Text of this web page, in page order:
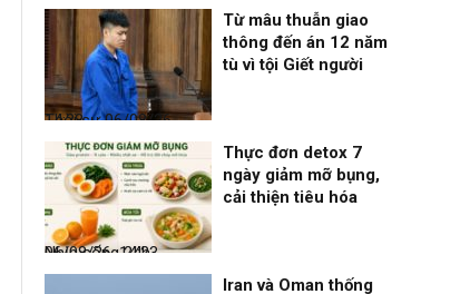
Thời sự
06/08/26, 14:28
Từ mâu thuẫn giao
thông đến án 12 năm
tù vì tội Giết người
Nhịp sống 24h
06/08/26, 14:23
Thực đơn detox 7
ngày giảm mỡ bụng,
cải thiện tiêu hóa
Iran và Oman thống